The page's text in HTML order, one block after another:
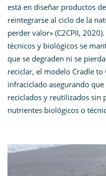
está en diseñar productos
reintegrarse al ciclo de la
perder valor» (C2CPII,
técnicos y biológicos se
que se degraden ni se
reciclar, el modelo Cradle to
infraciclado asegurando
reciclados y reutilizados sin
nutrientes biológicos o